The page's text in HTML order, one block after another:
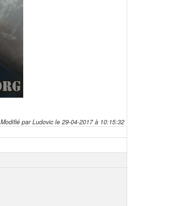
Modifié par Ludovic le 29-04-2017 à 10:15:32